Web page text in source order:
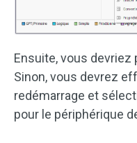
Ensuite, vous devriez
Sinon, vous devrez
redémarrage et
pour le périphérique